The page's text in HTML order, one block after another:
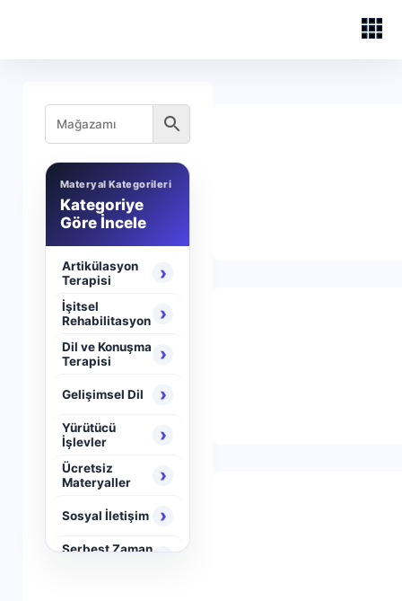
Materyal Kategorileri
Kategoriye
Göre İncele
Artikülasyon
Terapisi
›
İşitsel
Rehabilitasyon
›
Dil ve Konuşma
Terapisi
›
Gelişimsel Dil ›
Yürütücü
İşlevler
›
Ücretsiz
Materyaller
›
Sosyal İletişim ›
Serbest Zaman